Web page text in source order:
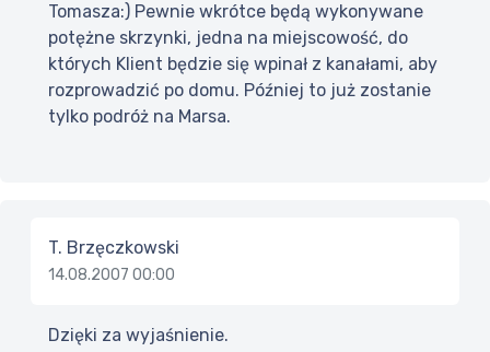
Tomasza:) Pewnie wkrótce będą wykonywane
potężne skrzynki, jedna na miejscowość, do
których Klient będzie się wpinał z kanałami, aby
rozprowadzić po domu. Później to już zostanie
tylko podróż na Marsa.
T. Brzęczkowski
14.08.2007 00:00
Dzięki za wyjaśnienie.